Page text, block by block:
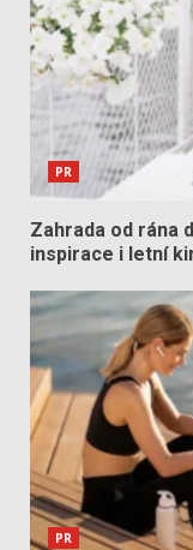
PR
Zahrada od rána
inspirace i letní
PR